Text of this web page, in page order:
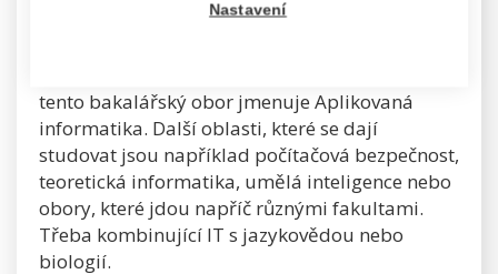
na magistrovi jste se museli rozhodnout, jakým
tento bakalářský obor jmenuje Aplikovaná
informatika. Další oblasti, které se dají
studovat jsou například počítačová bezpečnost,
teoretická informatika, umělá inteligence nebo
obory, které jdou napříč různými fakultami.
Třeba kombinující IT s jazykovědou nebo
biologií.
Nastavení